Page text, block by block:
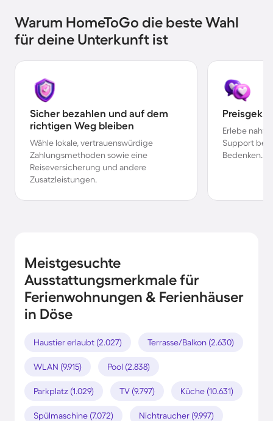
Warum HomeToGo die beste Wahl
für deine Unterkunft ist
Sicher bezahlen und auf dem
richtigen Weg bleiben
Wähle lokale, vertrauenswürdige
Zahlungsmethoden sowie eine
Reiseversicherung und andere
Zusatzleistungen.
Erlebe
Support bei
Bedenken.
Meistgesuchte
Ausstattungsmerkmale für
Ferienwohnungen & Ferienhäuser
in Döse
Haustier erlaubt (2.027) Terrasse/Balkon (2.630)
WLAN (9.915) Pool (2.838)
Parkplatz (1.029) TV (9.797) Küche (10.631)
Spülmaschine (7.072) Nichtraucher (9.997)